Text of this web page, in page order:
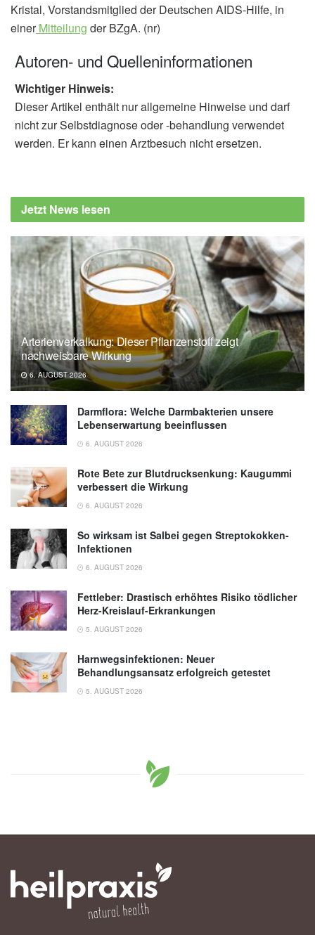
Kristal, Vorstandsmitglied der Deutschen AIDS-Hilfe, in
einerMitteilung der BZgA. (nr)
Autoren- und Quelleninformationen
Wichtiger Hinweis:
Dieser Artikel enthält nur allgemeine Hinweise und darf
nicht zur Selbstdiagnose oder -behandlung verwendet
werden. Er kann einen Arztbesuch nicht ersetzen.
Jetzt News lesen
Arterienverkalkung: Dieser Pflanzenstoff zeigt
nachweisbare Wirkung
6. AUGUST 2026
Darmflora: Welche Darmbakterien unsere
Lebenserwartung beeinflussen
6. AUGUST 2026
Rote Bete zur Blutdrucksenkung: Kaugummi
verbessert die Wirkung
6. AUGUST 2026
So wirksam ist Salbei gegen Streptokokken-
Infektionen
6. AUGUST 2026
Fettleber: Drastisch erhöhtes Risiko tödlicher
Herz-Kreislauf-Erkrankungen
5. AUGUST 2026
Harnwegsinfektionen: Neuer
Behandlungsansatz erfolgreich getestet
5. AUGUST 2026